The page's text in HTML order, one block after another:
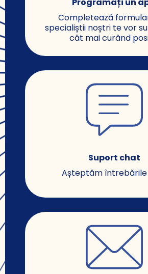
Completează
specialiștii noștri te vor
cât mai curând
Suport chat
Așteptăm